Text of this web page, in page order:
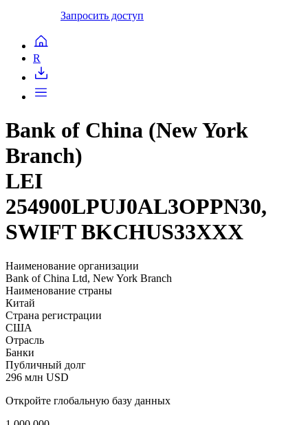
Запросить доступ
R
Bank of China (New York
Branch)
LEI
254900LPUJ0AL3OPPN30,
SWIFT BKCHUS33XXX
Наименование организации
Bank of China Ltd, New York Branch
Наименование страны
Китай
Страна регистрации
США
Отрасль
Банки
Публичный долг
296 млн USD
Откройте глобальную базу данных